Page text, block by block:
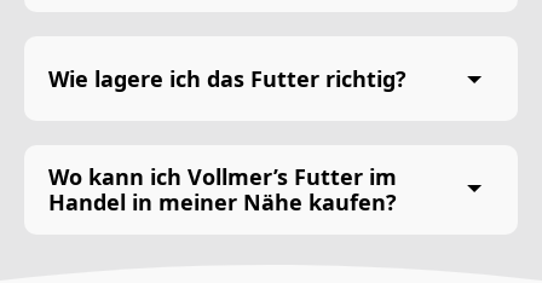
Wie lagere ich das Futter richtig?
Wo kann ich Vollmer’s Futter im
Handel in meiner Nähe kaufen?